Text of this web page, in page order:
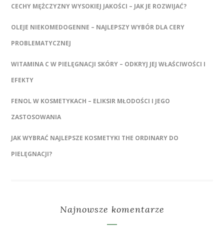
CECHY MĘŻCZYZNY WYSOKIEJ JAKOŚCI – JAK JE ROZWIJAĆ?
OLEJE NIEKOMEDOGENNE – NAJLEPSZY WYBÓR DLA CERY
PROBLEMATYCZNEJ
WITAMINA C W PIELĘGNACJI SKÓRY – ODKRYJ JEJ WŁAŚCIWOŚCI I
EFEKTY
FENOL W KOSMETYKACH – ELIKSIR MŁODOŚCI I JEGO
ZASTOSOWANIA
JAK WYBRAĆ NAJLEPSZE KOSMETYKI THE ORDINARY DO
PIELĘGNACJI?
Najnowsze komentarze